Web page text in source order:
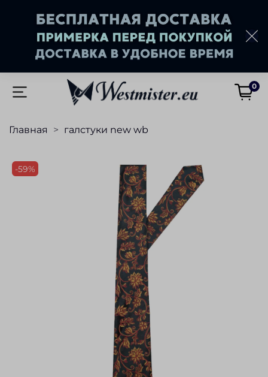
0
Главная галстуки new wb
-59%